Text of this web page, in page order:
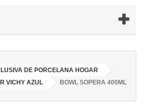
DE PORCELANA HOGAR
VICHY AZUL
BOWL SOPERA 400ML